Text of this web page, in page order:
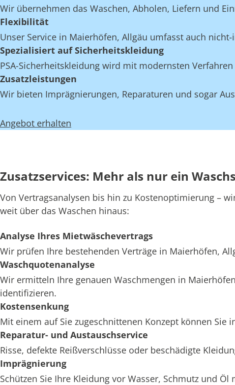
Wir übernehmen das Waschen, Abholen, Liefern und
Flexibilität
Unser Service in Maierhöfen, Allgäu umfasst auch
Spezialisiert auf Sicherheitskleidung
PSA-Sicherheitskleidung wird mit modernsten
Zusatzleistungen
Wir bieten Imprägnierungen, Reparaturen und sogar
Angebot erhalten
Zusatzservices: Mehr als nur ein
Von Vertragsanalysen bis hin zu Kostenoptimierung –
weit über das Waschen hinaus:
Analyse Ihres Mietwäschevertrags
Wir prüfen Ihre bestehenden Verträge in Maierhöfen,
Waschquotenanalyse
Wir ermitteln Ihre genauen Waschmengen in
identifizieren.
Kostensenkung
Mit einem auf Sie zugeschnittenen Konzept können
Reparatur- und Austauschservice
Risse, defekte Reißverschlüsse oder beschädigte
Imprägnierung
Schützen Sie Ihre Kleidung vor Wasser, Schmutz und